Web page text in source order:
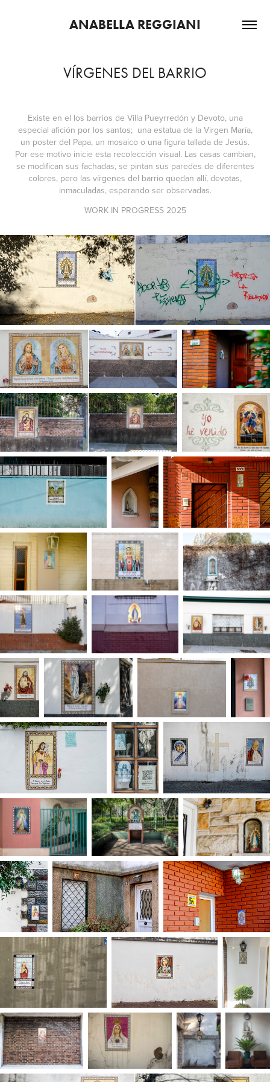
ANABELLA REGGIANI
VÍRGENES DEL BARRIO
Existe en el los barrios de Villa Pueyrredón y Devoto, una
especial afición por los santos; una estatua de la Virgen María,
un poster del Papa, un mosaico o una figura tallada de Jesús.
Por ese motivo inicie esta recolección visual. Las casas cambian,
se modifican sus fachadas, se pintan sus paredes de diferentes
colores, pero las vírgenes del barrio quedan allí, devotas,
inmaculadas, esperando ser observadas.
WORK IN PROGRESS 2025